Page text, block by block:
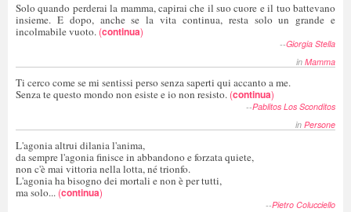
Solo quando perderai la mamma, capirai che il suo cuore e il tuo battevano
insieme. E dopo, anche se la vita continua, resta solo un grande e
incolmabile vuoto. (continua)
--Giorgia Stella
in Mamma
Ti cerco come se mi sentissi perso senza saperti qui accanto a me.
Senza te questo mondo non esiste e io non resisto. (continua)
--Pablitos Los Sconditos
in Persone
L'agonia altrui dilania l'anima,
da sempre l'agonia finisce in abbandono e forzata quiete,
non c'è mai vittoria nella lotta, né trionfo.
L'agonia ha bisogno dei mortali e non è per tutti,
ma solo... (continua)
--Pietro Colucciello